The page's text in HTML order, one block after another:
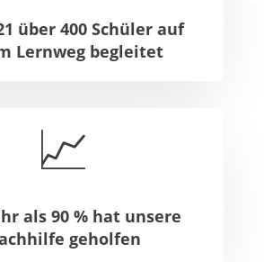
über 400 Schüler auf
Lernweg begleitet
📈
als 90 % hat unsere
geholfen